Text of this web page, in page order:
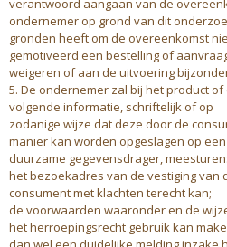
verantwoord aangaan van de
ondernemer op grond van dit
gronden heeft om de overeenkomst
gemotiveerd een bestelling of
weigeren of aan de uitvoering
5. De ondernemer zal bij het product
volgende informatie, schriftelijk of op
zodanige wijze dat deze door de
manier kan worden opgeslagen op een
duurzame gegevensdrager, meesturen:
het bezoekadres van de vestiging van
consument met klachten terecht kan;
de voorwaarden waaronder en de
het herroepingsrecht gebruik kan